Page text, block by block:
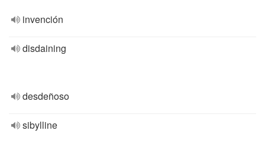
invención
disdaining
desdeñoso
sibylline